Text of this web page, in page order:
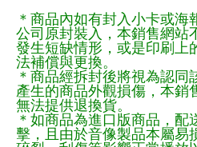
＊商品內如有封入小卡或海
公司原封裝入，本銷售網站
發生短缺情形，或是印刷上
法補償與更換。
＊商品經拆封後將視為認同
產生的商品外觀損傷，本銷
無法提供退換貨。
＊如商品為進口版商品，配
擊，且由於音像製品本屬易